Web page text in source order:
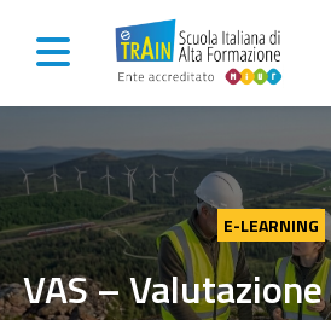
Vai al contenuto
E-LEARNING
VAS –